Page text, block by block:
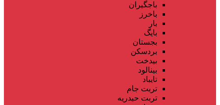
باجگیران
باخرز
بار
بایگ
بجستان
بردسکن
بیدخت
بینالود
تایباد
تربت جام
تربت حیدریه